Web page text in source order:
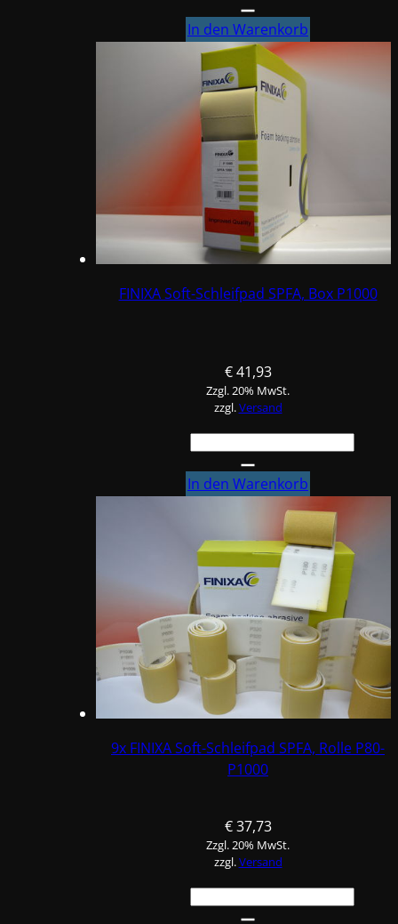
Schleifpad
SPFA,
Box
P800
Menge
In den Warenkorb
FINIXA Soft-Schleifpad SPFA, Box P1000
€41,93
Zzgl. 20% MwSt.
zzgl.Versand
FINIXA
Schleifpad
P1000
Menge
In den Warenkorb
9x FINIXA Soft-Schleifpad SPFA, Rolle P80-
P1000
€37,73
Zzgl. 20% MwSt.
zzgl.Versand
9x